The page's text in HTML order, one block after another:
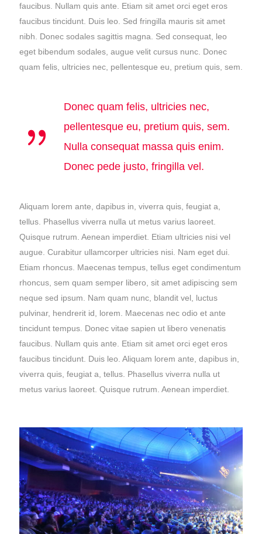
faucibus. Nullam quis ante. Etiam sit amet orci eget eros
faucibus tincidunt. Duis leo. Sed fringilla mauris sit amet
nibh. Donec sodales sagittis magna. Sed consequat, leo
eget bibendum sodales, augue velit cursus nunc. Donec
quam felis, ultricies nec, pellentesque eu, pretium quis, sem.
Donec quam felis, ultricies nec,
pellentesque eu, pretium quis, sem.
Nulla consequat massa quis enim.
Donec pede justo, fringilla vel.
Aliquam lorem ante, dapibus in, viverra quis, feugiat a,
tellus. Phasellus viverra nulla ut metus varius laoreet.
Quisque rutrum. Aenean imperdiet. Etiam ultricies nisi vel
augue. Curabitur ullamcorper ultricies nisi. Nam eget dui.
Etiam rhoncus. Maecenas tempus, tellus eget condimentum
rhoncus, sem quam semper libero, sit amet adipiscing sem
neque sed ipsum. Nam quam nunc, blandit vel, luctus
pulvinar, hendrerit id, lorem. Maecenas nec odio et ante
tincidunt tempus. Donec vitae sapien ut libero venenatis
faucibus. Nullam quis ante. Etiam sit amet orci eget eros
faucibus tincidunt. Duis leo. Aliquam lorem ante, dapibus in,
viverra quis, feugiat a, tellus. Phasellus viverra nulla ut
metus varius laoreet. Quisque rutrum. Aenean imperdiet.